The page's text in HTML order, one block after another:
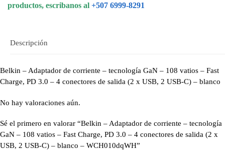
productos, escribanos al +507 6999-8291
Descripción
Belkin – Adaptador de corriente – tecnología GaN – 108 vatios – Fast
Charge, PD 3.0 – 4 conectores de salida (2 x USB, 2 USB-C) – blanco
No hay valoraciones aún.
Sé el primero en valorar “Belkin – Adaptador de corriente – tecnología
GaN – 108 vatios – Fast Charge, PD 3.0 – 4 conectores de salida (2 x
USB, 2 USB-C) – blanco – WCH010dqWH”